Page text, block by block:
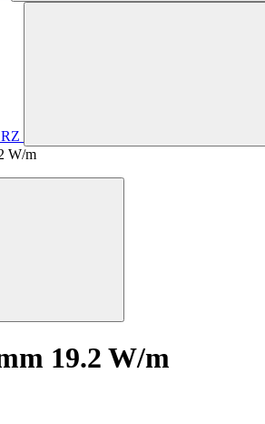
W/m
19.2 W/m